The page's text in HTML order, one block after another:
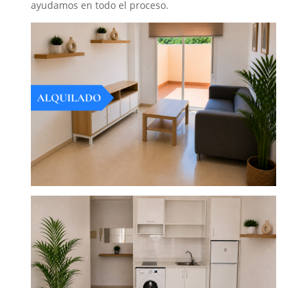
ayudamos en todo el proceso.